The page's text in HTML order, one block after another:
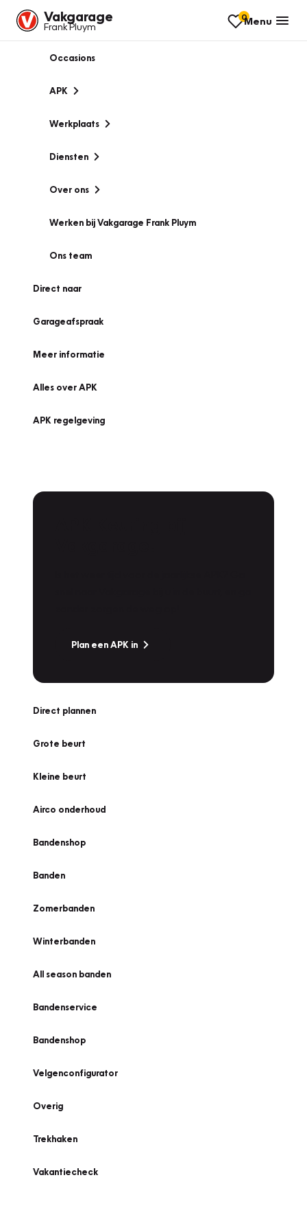
Vakgarage
Frank Pluym
0Menu
Occasions
APK
Werkplaats
Diensten
Over ons
Werken bij Vakgarage Frank Pluym
Ons team
Direct naar
Garageafspraak
Meer informatie
Alles over APK
APK regelgeving
Plan een APK in
Direct plannen
Grote beurt
Kleine beurt
Airco onderhoud
Bandenshop
Banden
Zomerbanden
Winterbanden
All season banden
Bandenservice
Bandenshop
Velgenconfigurator
Overig
Trekhaken
Vakantiecheck